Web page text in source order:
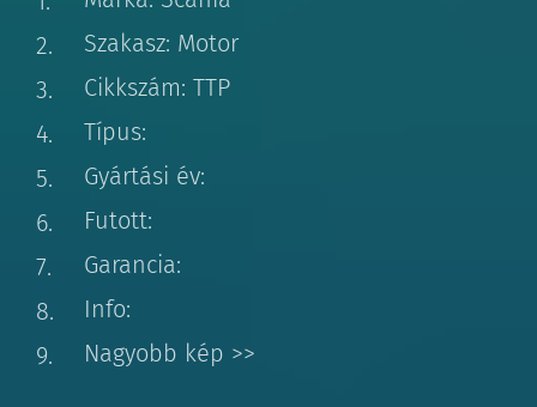
Szakasz: Motor
Cikkszám: TTP
Típus:
Gyártási év:
Futott:
Garancia:
Info:
Nagyobb kép >>